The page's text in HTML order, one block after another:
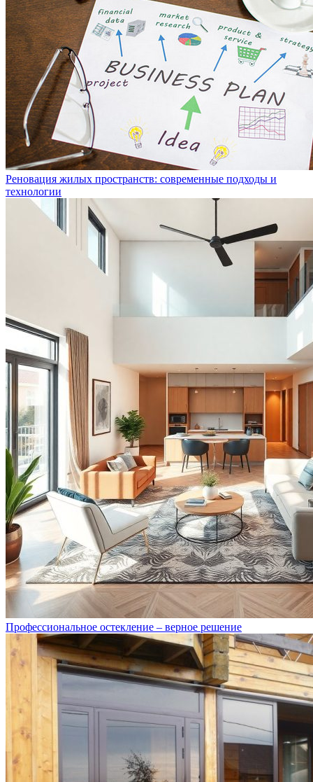
Реновация жилых пространств: современные подходы и
технологии
Профессиональное остекление – верное решение